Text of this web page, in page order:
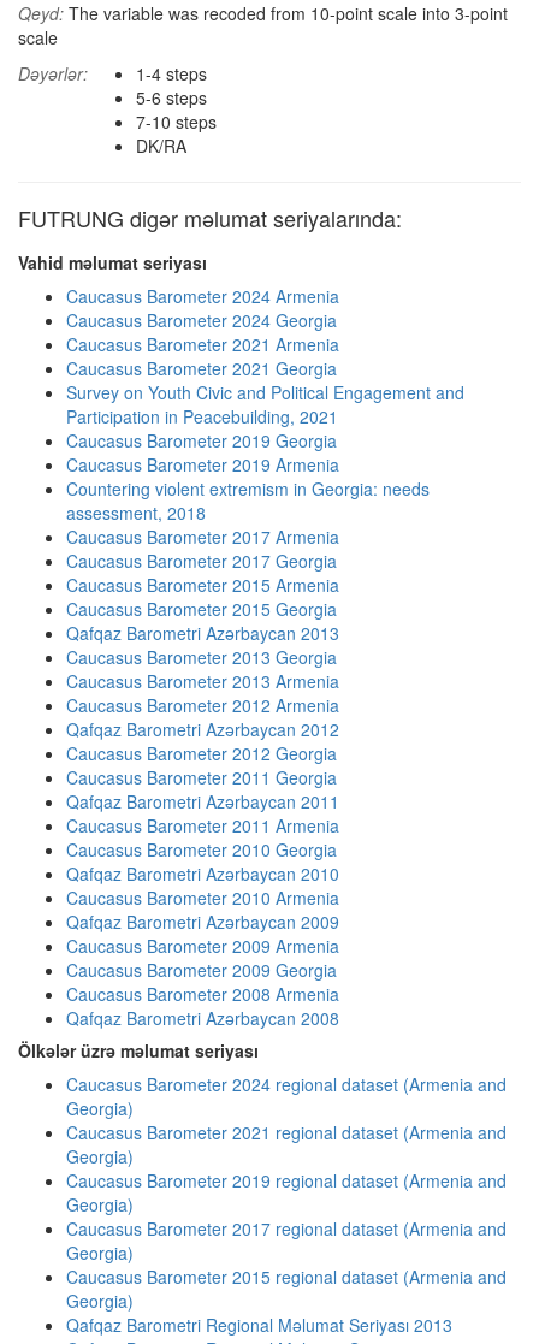
Qeyd: The variable was recoded from 10-point scale into 3-point
scale
Dəyərlər:
1-4 steps
5-6 steps
7-10 steps
DK/RA
FUTRUNG digər məlumat seriyalarında:
Vahid məlumat seriyası
Caucasus Barometer 2024 Armenia
Caucasus Barometer 2024 Georgia
Caucasus Barometer 2021 Armenia
Caucasus Barometer 2021 Georgia
Survey on Youth Civic and Political Engagement and
Participation in Peacebuilding, 2021
Caucasus Barometer 2019 Georgia
Caucasus Barometer 2019 Armenia
Countering violent extremism in Georgia: needs
assessment, 2018
Caucasus Barometer 2017 Armenia
Caucasus Barometer 2017 Georgia
Caucasus Barometer 2015 Armenia
Caucasus Barometer 2015 Georgia
Qafqaz Barometri Azərbaycan 2013
Caucasus Barometer 2013 Georgia
Caucasus Barometer 2013 Armenia
Caucasus Barometer 2012 Armenia
Qafqaz Barometri Azərbaycan 2012
Caucasus Barometer 2012 Georgia
Caucasus Barometer 2011 Georgia
Qafqaz Barometri Azərbaycan 2011
Caucasus Barometer 2011 Armenia
Caucasus Barometer 2010 Georgia
Qafqaz Barometri Azərbaycan 2010
Caucasus Barometer 2010 Armenia
Qafqaz Barometri Azərbaycan 2009
Caucasus Barometer 2009 Armenia
Caucasus Barometer 2009 Georgia
Caucasus Barometer 2008 Armenia
Qafqaz Barometri Azərbaycan 2008
Ölkələr üzrə məlumat seriyası
Caucasus Barometer 2024 regional dataset (Armenia and
Georgia)
Caucasus Barometer 2021 regional dataset (Armenia and
Georgia)
Caucasus Barometer 2019 regional dataset (Armenia and
Georgia)
Caucasus Barometer 2017 regional dataset (Armenia and
Georgia)
Caucasus Barometer 2015 regional dataset (Armenia and
Georgia)
Qafqaz Barometri Regional Məlumat Seriyası 2013